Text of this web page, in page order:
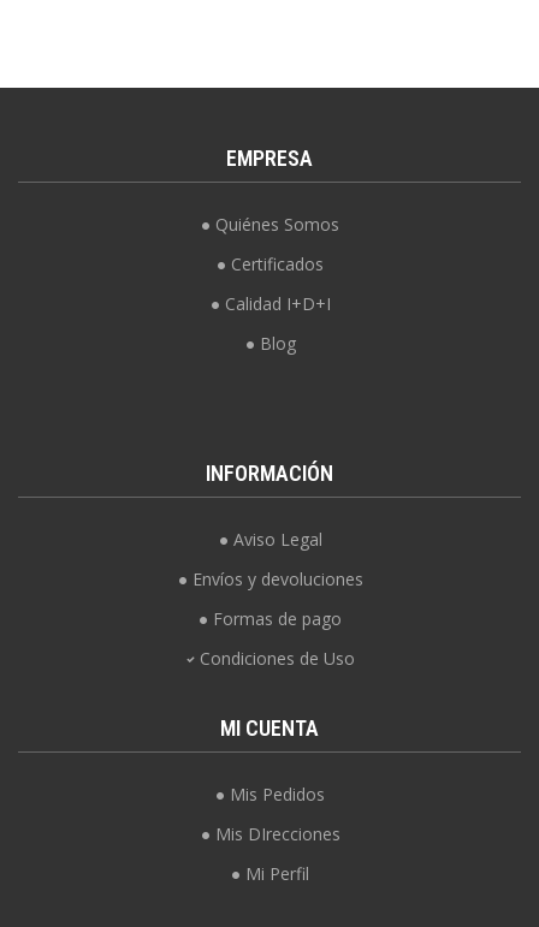
EMPRESA
Quiénes Somos
Certificados
Calidad I+D+I
Blog
INFORMACIÓN
Aviso Legal
Envíos y devoluciones
Formas de pago
Condiciones de Uso
MI CUENTA
Mis Pedidos
Mis DIrecciones
Mi Perfil